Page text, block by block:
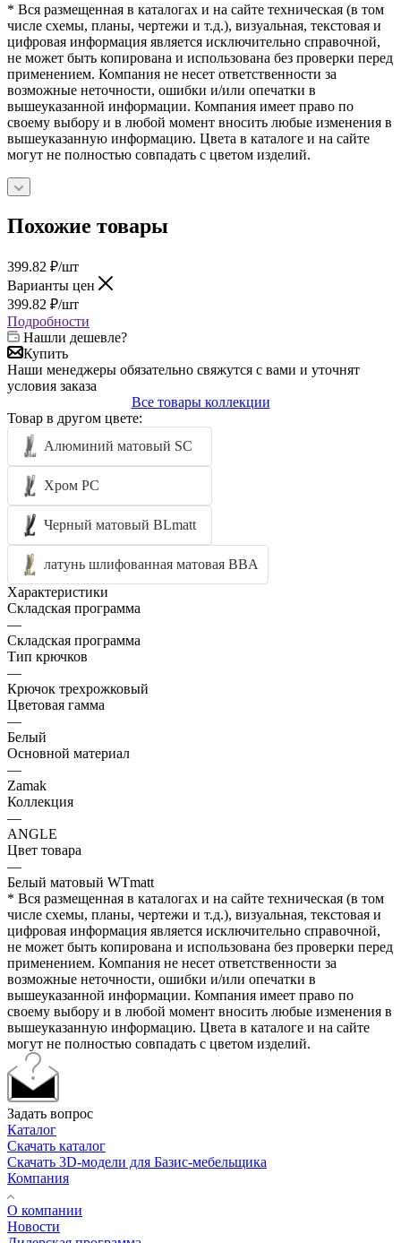
* Вся размещенная в каталогах и на сайте техническая (в том
числе схемы, планы, чертежи и т.д.), визуальная, текстовая и
цифровая информация является исключительно справочной,
не может быть копирована и использована без проверки перед
применением. Компания не несет ответственности за
возможные неточности, ошибки и/или опечатки в
вышеуказанной информации. Компания имеет право по
своему выбору и в любой момент вносить любые изменения в
вышеуказанную информацию. Цвета в каталоге и на сайте
могут не полностью совпадать с цветом изделий.
Похожие товары
399.82 ₽/шт
Варианты цен
399.82 ₽/шт
Подробности
Нашли дешевле?
Купить
Наши менеджеры обязательно свяжутся с вами и уточнят
условия заказа
Все товары коллекции
Товар в другом цвете:
Алюминий матовый SC
Хром PC
Черный матовый BLmatt
латунь шлифованная матовая BBA
Характеристики
Складская программа
—
Складская программа
Тип крючков
—
Крючок трехрожковый
Цветовая гамма
—
Белый
Основной материал
—
Zamak
Коллекция
—
ANGLE
Цвет товара
—
Белый матовый WTmatt
* Вся размещенная в каталогах и на сайте техническая (в том
числе схемы, планы, чертежи и т.д.), визуальная, текстовая и
цифровая информация является исключительно справочной,
не может быть копирована и использована без проверки перед
применением. Компания не несет ответственности за
возможные неточности, ошибки и/или опечатки в
вышеуказанной информации. Компания имеет право по
своему выбору и в любой момент вносить любые изменения в
вышеуказанную информацию. Цвета в каталоге и на сайте
могут не полностью совпадать с цветом изделий.
Задать вопрос
Каталог
Скачать каталог
Скачать 3D-модели для Базис-мебельщика
Компания
О компании
Новости